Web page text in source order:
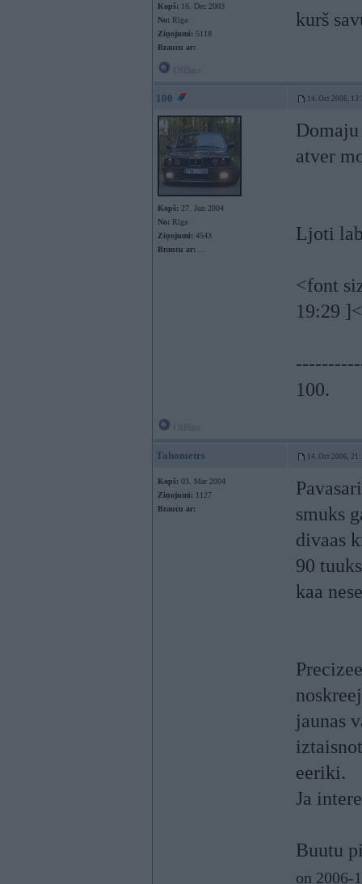
Kopš: 16. Dec 2003
No: Rīga
Ziņojumi: 5118
Braucu ar:
kurš
100 14. Oct 2006,
Kopš: 27. Jun 2004
No: Rīga
Ziņojumi: 4543
Braucu ar:
atver
Ljoti
<font
19:29
100.
Tahometrs 14. Oct 2006,
Kopš: 03. Mar 2004
Ziņojumi: 1127
Braucu ar:
smuks
divaas
90
kaa
jaunas
eeriki.
Ja
Buutu
on 2006-